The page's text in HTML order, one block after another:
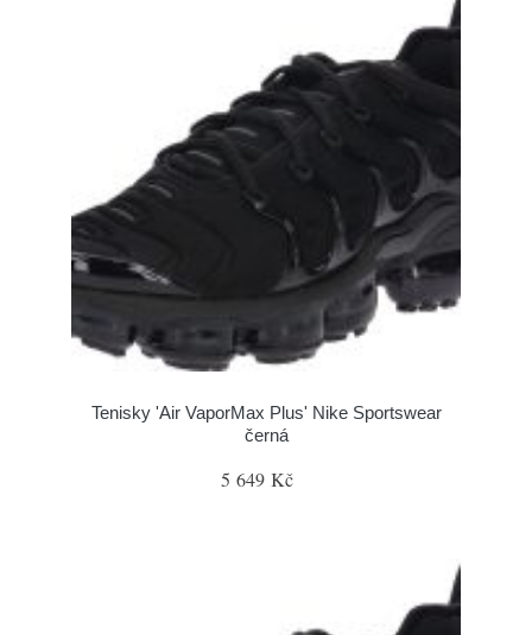
Tenisky 'Air VaporMax Plus' Nike Sportswear
černá
5 649 Kč